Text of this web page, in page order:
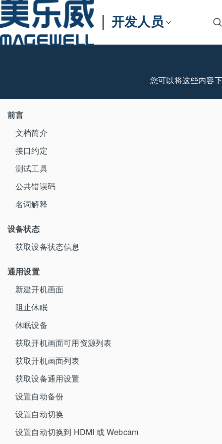
开发人员
您可以将这些内容
前言
文档简介
接口约定
测试工具
公共错误码
名词解释
设备状态
获取设备状态信息
通用设置
新建开机画面
阻止休眠
休眠设备
获取开机画面可用资源列表
获取开机画面列表
获取设备通用设置
设置自动备份
设置自动切换
设置自动切换到 HDMI 或 Webcam